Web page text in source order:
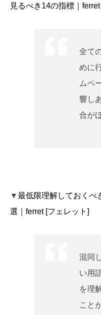
見るべき14の指標｜
全て
めに
ムペ
響し
合が
▼最低限理解しておくべ
選｜ferret [フェレット]
混同
い用
を理
こと